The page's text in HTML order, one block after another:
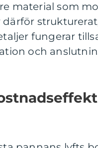
material som
fungerar
och